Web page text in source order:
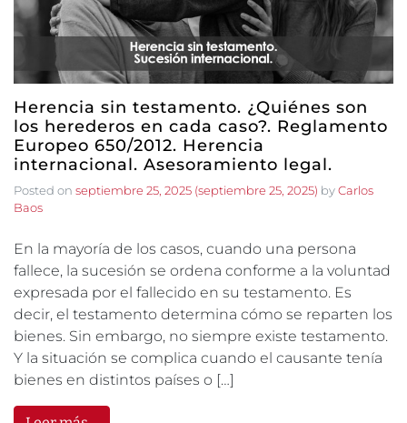
Herencia sin testamento. ¿Quiénes son
los herederos en cada caso?. Reglamento
Europeo 650/2012. Herencia
internacional. Asesoramiento legal.
Posted on septiembre 25, 2025 (septiembre 25, 2025) byCarlos
Baos
En la mayoría de los casos, cuando una persona
fallece, la sucesión se ordena conforme a la voluntad
expresada por el fallecido en su testamento. Es
decir, el testamento determina cómo se reparten los
bienes. Sin embargo, no siempre existe testamento.
Y la situación se complica cuando el causante tenía
bienes en distintos países o […]